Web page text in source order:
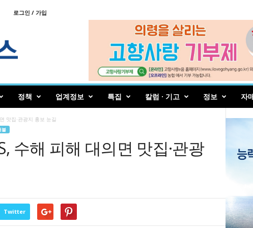
로그인 / 가입
정책 업계정보 특집 칼럼 · 기고 정보 자
맛집·관광지 홍보 눈길
블
수해 피해 대의면 맛집·관광
Twitter